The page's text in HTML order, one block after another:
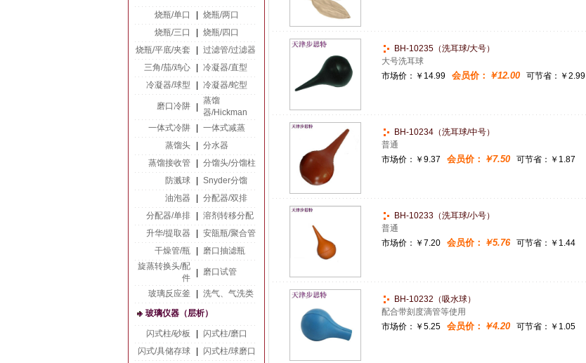
烧瓶/单口
烧瓶/两口
烧瓶/三口
烧瓶/四口
烧瓶/平底/夹套
过滤管/过滤器
三角/茄/鸡心
冷凝器/直型
冷凝器/球型
冷凝器/蛇型
磨口冷阱
蒸馏
器/Hickman
一体式冷阱
一体式减蒸
蒸馏头
分水器
蒸馏接收管
分馏头/分馏柱
防溅球
Snyder分馏
油泡器
分配器/双排
分配器/单排
溶剂转移分配
升华/提取器
安瓿瓶/聚合管
干燥管/瓶
磨口抽滤瓶
旋蒸转换头/配
件
磨口试管
玻璃反应釜
洗气、气洗类
玻璃仪器（层析）
闪式柱/砂板
闪式柱/磨口
闪式/具储存球
闪式柱/球磨口
BH-10235（洗耳球/大号）
大号洗耳球
市场价： ￥14.99 会员价： ￥12.00 可节省：￥2.99
BH-10234（洗耳球/中号）
普通
市场价： ￥9.37 会员价： ￥7.50 可节省：￥1.87
BH-10233（洗耳球/小号）
普通
市场价： ￥7.20 会员价： ￥5.76可节省：￥1.44
BH-10232（吸水球）
配合带刻度滴管等使用
市场价： ￥5.25 会员价： ￥4.20 可节省：￥1.05